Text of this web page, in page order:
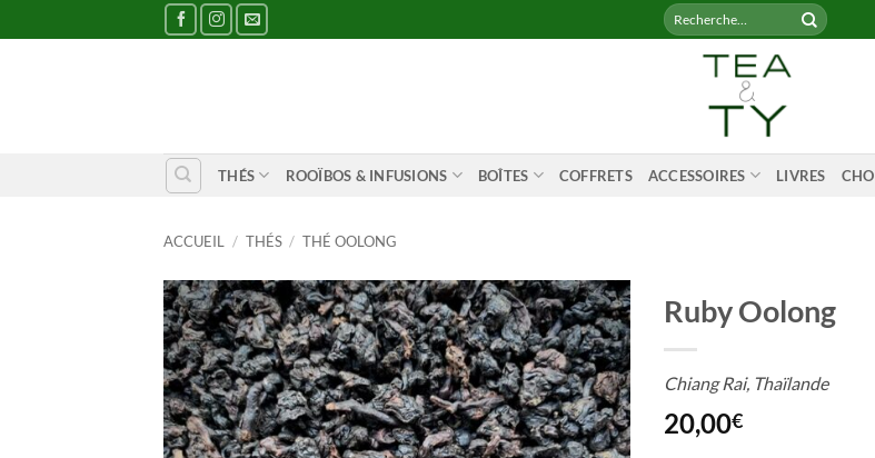
au
Recherche
pour :
THÉS ROOÏBOS & INFUSIONS BOÎTES COFFRETS ACCESSOIRES LIVRES
ACCUEIL / THÉS / THÉ OOLONG
Ruby Oolong
Chiang Rai, Thaïlande
20,00€